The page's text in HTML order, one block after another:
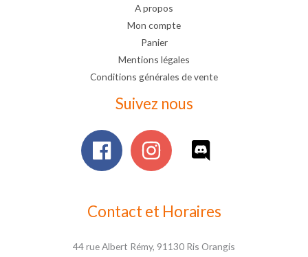
A propos
Mon compte
Panier
Mentions légales
Conditions générales de vente
Suivez nous
Contact et Horaires
44 rue Albert Rémy, 91130 Ris Orangis